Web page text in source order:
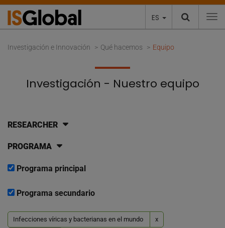
ES
Investigación e Innovación Qué hacemos Equipo
Investigación - Nuestro equipo
RESEARCHER
PROGRAMA
Programa principal
Programa secundario
Infecciones víricas y bacterianas en el mundo x